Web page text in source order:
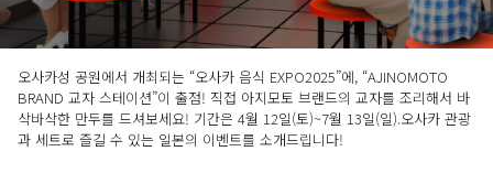
오사카성 공원에서 개최되는 “오사카 음식 EXPO2025”에, “AJINOMOTO
BRAND 교자 스테이션”이 출점! 직접 아지모토 브랜드의 교자를 조리해서 바
삭바삭한 만두를 드셔보세요! 기간은 4월 12일(토)~7월 13일(일).오사카 관광
과 세트로 즐길 수 있는 일본의 이벤트를 소개드립니다!